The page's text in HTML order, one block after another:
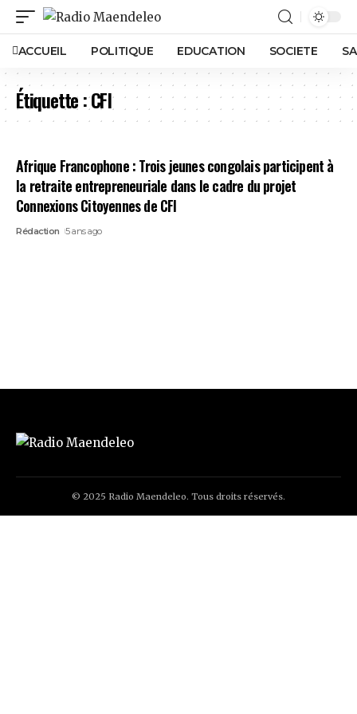
ACCUEIL POLITIQUE EDUCATION SOCIETE
Étiquette :CFI
Afrique Francophone : Trois jeunes congolais participent à
la retraite entrepreneuriale dans le cadre du projet
Connexions Citoyennes de CFI
Rédaction 5 ans ago
© 2025 Radio Maendeleo. Tous droits réservés.